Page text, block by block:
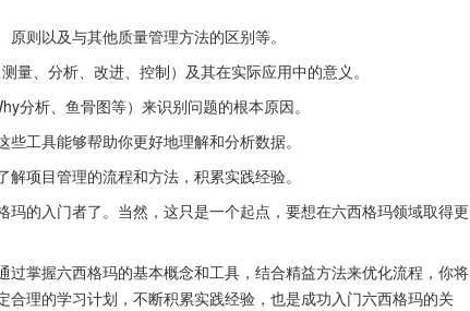
则以及与其他质量管理方法的区别等。
量、分析、改进、控制）及其在实际应用中的意义。
分析、鱼骨图等）来识别问题的根本原因。
工具能够帮助你更好地理解和分析数据。
项目管理的流程和方法，积累实践经验。
的入门者了。当然，这只是一个起点，要想在六西格玛领域取得更
掌握六西格玛的基本概念和工具，结合精益方法来优化流程，你将
理的学习计划，不断积累实践经验，也是成功入门六西格玛的关